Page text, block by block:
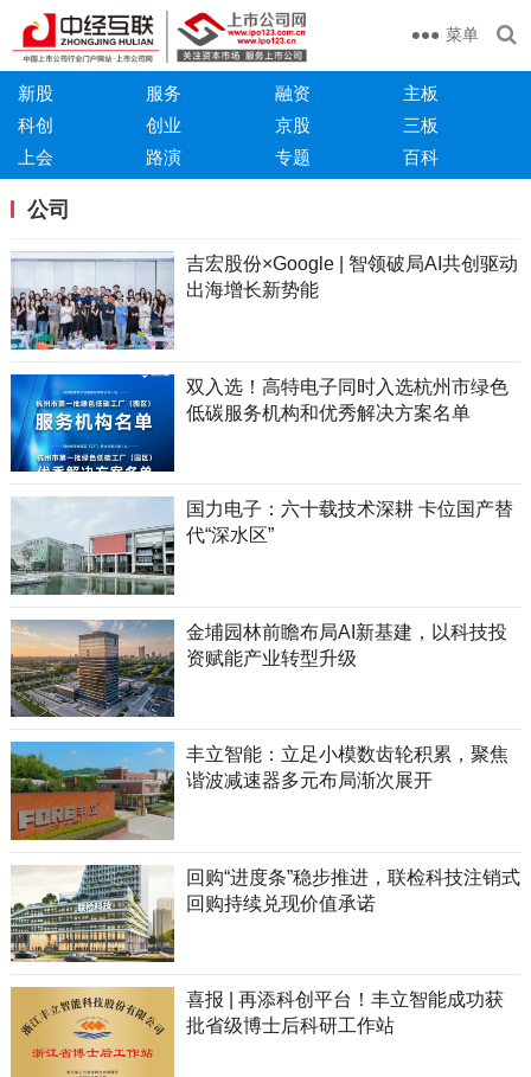
菜单
新股 服务 融资
主板
科创
创业 京股
三板
上会
路演 专题 百科
公司
吉宏股份×Google | 智领破局AI共创驱动
出海增长新势能
双入选！高特电子同时入选杭州市绿色
低碳服务机构和优秀解决方案名单
国力电子：六十载技术深耕 卡位国产替
代“深水区”
金埔园林前瞻布局AI新基建，以科技投
资赋能产业转型升级
丰立智能：立足小模数齿轮积累，聚焦
谐波减速器多元布局渐次展开
回购“进度条”稳步推进，联检科技注销式
回购持续兑现价值承诺
喜报 | 再添科创平台！丰立智能成功获
批省级博士后科研工作站